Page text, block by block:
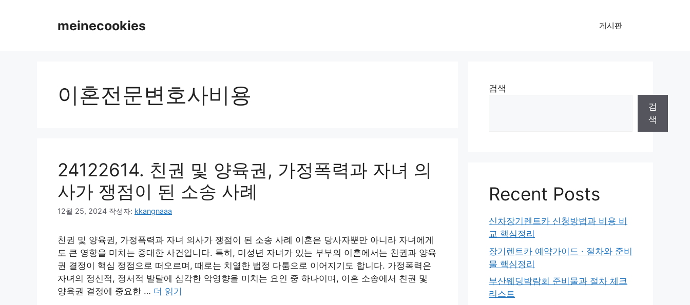
meinecookies 게시판
이혼전문변호사비용
24122614. 친권 및 양육권, 가정폭력과 자녀 의
사가 쟁점이 된 소송 사례
12월 25, 2024 작성자: kkangnaaa
친권 및 양육권, 가정폭력과 자녀 의사가 쟁점이 된 소송 사례 이혼은 당사자뿐만 아니라 자녀에게
도 큰 영향을 미치는 중대한 사건입니다. 특히, 미성년 자녀가 있는 부부의 이혼에서는 친권과 양육
권 결정이 핵심 쟁점으로 떠오르며, 때로는 치열한 법정 다툼으로 이어지기도 합니다. 가정폭력은
자녀의 정신적, 정서적 발달에 심각한 악영향을 미치는 요인 중 하나이며, 이혼 소송에서 친권 및
양육권 결정에 중요한 … 더 읽기
검색
검
색
Recent Posts
신차장기렌트카 신청방법과 비용 비
교 핵심정리
장기렌트카 예약가이드 · 절차와 준비
물 핵심정리
부산웨딩박람회 준비물과 절차 체크
리스트